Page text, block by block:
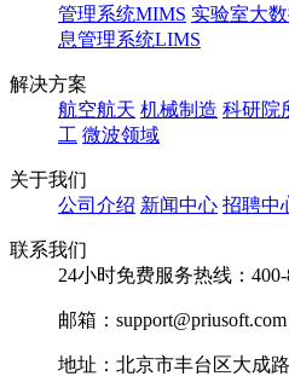
管理系统MIMS 实验室大
息管理系统LIMS
解决方案
航空航天 机械制造 科研院
工 微波领域
关于我们
公司介绍 新闻中心 招聘中
联系我们
24小时免费服务热线：
邮箱：support@priusoft.com
地址：北京市丰台区大成